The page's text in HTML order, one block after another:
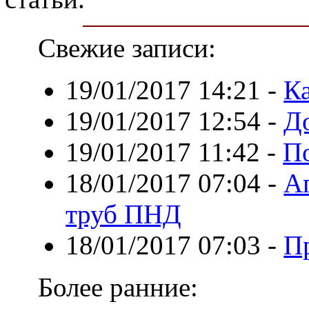
Свежие записи:
19/01/2017 14:21 -
19/01/2017 12:54 -
19/01/2017 11:42 -
18/01/2017 07:04 -
труб ПНД
18/01/2017 07:03 -
Более ранние: